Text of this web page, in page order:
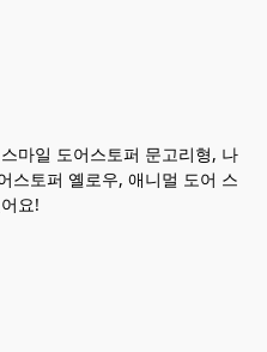
마일 도어스토퍼 문고리형, 나
스토퍼 옐로우, 애니멀 도어 스
요!